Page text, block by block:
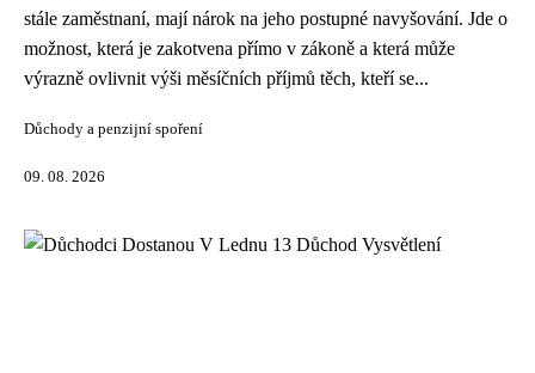
stále zaměstnaní, mají nárok na jeho postupné navyšování. Jde o
možnost, která je zakotvena přímo v zákoně a která může
výrazně ovlivnit výši měsíčních příjmů těch, kteří se...
Důchody a penzijní spoření
09. 08. 2026